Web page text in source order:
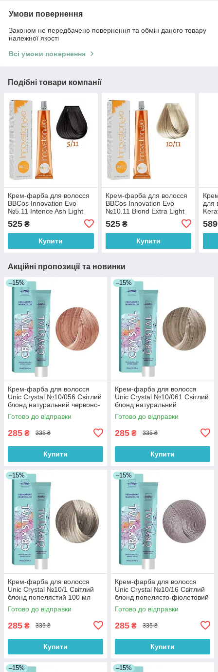
Умови повернення
Законом не передбачено повернення та обмін даного товару
належної якості
Всі умови повернення
Подібні товари компанії
Крем-фарба для волосся
BBCos Innovation Evo
№5.11 Intence Ash Light
525 ₴
Купити
Крем-фарба для волосся
BBCos Innovation Evo
№10.11 Blond Extra Light
525₴
Купити
для
100
589
Акційні пропозиції та новинки
–15%
Крем-фарба для волосся
Unic Crystal №10/056 Світлий
блонд натуральний червоно-
фіолетовий 100 мл
Готово до відправки
285 ₴ 335 ₴
Купити
–15%
Крем-фарба для волосся
Unic Crystal №10/061 Світлий
блонд натуральний
фіолетово-попелястий 100
мл
Готово до відправки
285 ₴ 335 ₴
Купити
–15%
Крем-фарба для волосся
Unic Crystal №10/1 Світлий
блонд попелястий 100 мл
Готово до відправки
285 ₴ 335 ₴
Купити
–15%
Крем-фарба для волосся
Unic Crystal №10/16 Світлий
блонд попелясто-фіолетовий
100 мл
Готово до відправки
285 ₴ 335 ₴
Купити
–15% –15%